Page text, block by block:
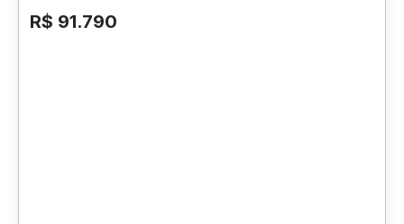
R$ 91.790